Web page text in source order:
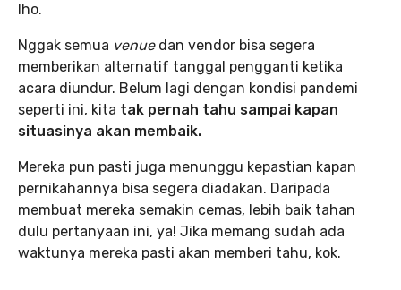
lho.
Nggak semua venuedan vendor bisa segera
memberikan alternatif tanggal pengganti ketika
acara diundur. Belum lagi dengan kondisi pandemi
seperti ini, kita tak pernah tahu sampai kapan
situasinya akan membaik.
Mereka pun pasti juga menunggu kepastian kapan
pernikahannya bisa segera diadakan. Daripada
membuat mereka semakin cemas, lebih baik tahan
dulu pertanyaan ini, ya! Jika memang sudah ada
waktunya mereka pasti akan memberi tahu, kok.